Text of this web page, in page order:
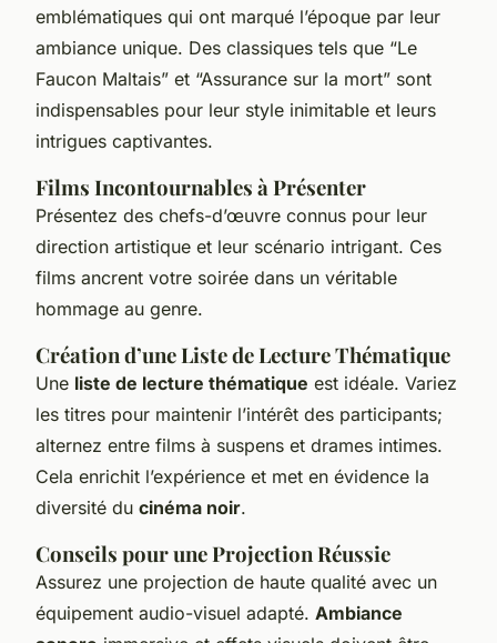
emblématiques qui ont marqué l’époque par leur
ambiance unique. Des classiques tels que “Le
Faucon Maltais” et “Assurance sur la mort” sont
indispensables pour leur style inimitable et leurs
intrigues captivantes.
Films Incontournables à Présenter
Présentez des chefs-d’œuvre connus pour leur
direction artistique et leur scénario intrigant. Ces
films ancrent votre soirée dans un véritable
hommage au genre.
Création d’une Liste de Lecture Thématique
Une liste de lecture thématique est idéale. Variez
les titres pour maintenir l’intérêt des participants;
alternez entre films à suspens et drames intimes.
Cela enrichit l’expérience et met en évidence la
diversité du cinéma noir.
Conseils pour une Projection Réussie
Assurez une projection de haute qualité avec un
équipement audio-visuel adapté. Ambiance